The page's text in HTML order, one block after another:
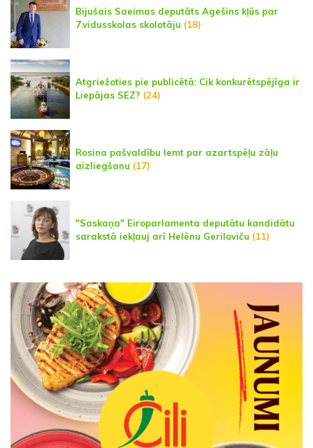
Bijušais Saeimas deputāts Agešins kļūs par
7.vidusskolas skolotāju (18)
Atgriežoties pie publicētā: Cik konkurētspējīga ir
Liepājas SEZ? (24)
Rosina pašvaldību lemt par azartspēļu zāļu
aizliegšanu (17)
"Saskaņa" Eiroparlamenta deputātu kandidātu
sarakstā iekļauj arī Helēnu Geriloviču (11)